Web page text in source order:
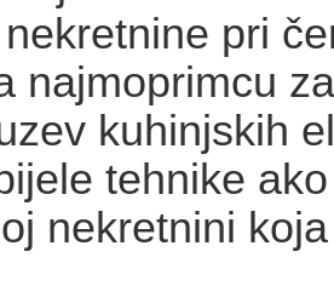
pri
najmoprimcu
kuhinjskih
tehnike
nekretnini